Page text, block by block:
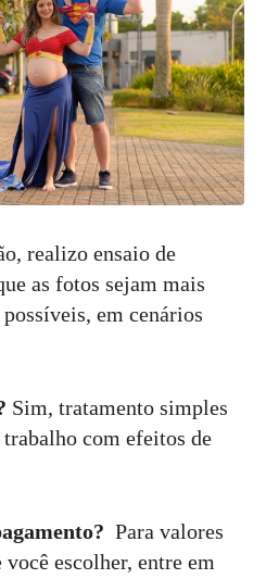
realizo ensaio de
as fotos sejam mais
em cenários
Sim, tratamento simples
com efeitos de
Para valores
escolher, entre em